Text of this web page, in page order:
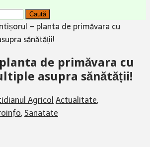
– planta de primăvara cu
sănătății!
de primăvara cu
asupra sănătății!
AgricolActualitate,
,Sanatate